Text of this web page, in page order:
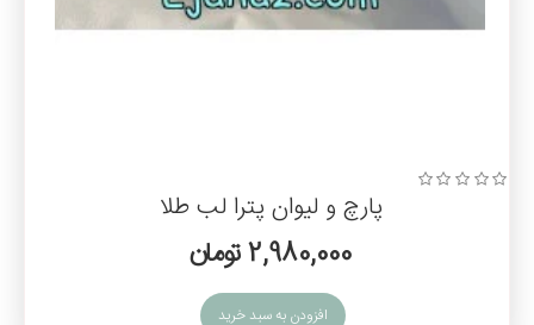
نوع طلای به کار رفته در این پارج و لیوان و ضخامت پوشش داده شده
میتواند تاثیر مستقیم بر قیمت آن داشته باشید.
های نام برده کارخانه‌های بزرگی هستند و کارگاه های زیادی نیز اقدام به
مزایا و معایب پارچ و لیوان ایرانی :
کیفیت پایین در مقایسه با محصولات وارداتی
پارچ و لیوان پترا لب طلا
2,980,000 تومان
افزودن به سبد خرید